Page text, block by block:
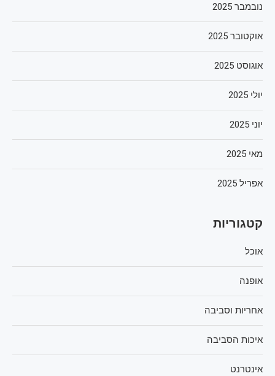
נובמבר 2025
אוקטובר 2025
אוגוסט 2025
יולי 2025
יוני 2025
מאי 2025
אפריל 2025
קטגוריות
אוכל
אופנה
אחריות וסביבה
איכות הסביבה
אינטרנט